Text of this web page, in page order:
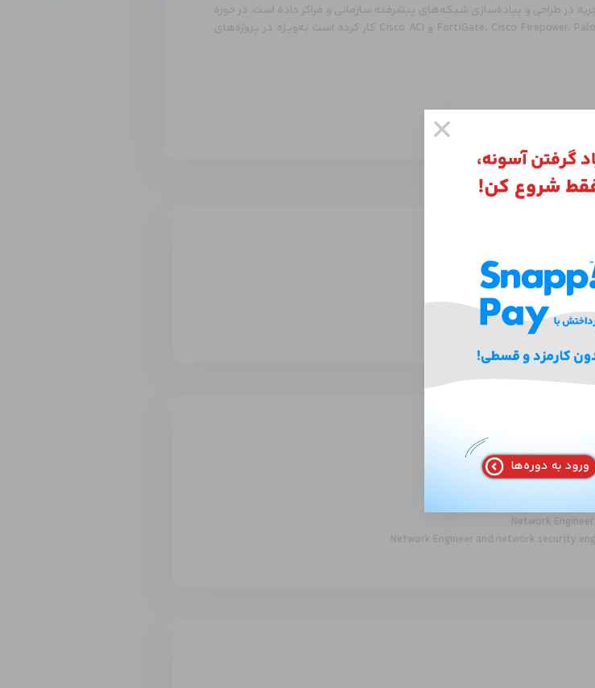
طراحی و پیاده‌سازی شبکه‌های پیشرفته سازمانی و مراکز داده است. در حوزه
امنیت شبکه و دیتاسنتر تخصص دارد و با FortiGate، Cisco Firepower، Palo Alto و Cisco ACI کار کرده است به‌ویژه در پروژه‌های
Network
Network Engineer and network security